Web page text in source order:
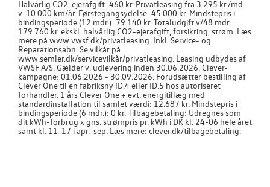
Halvårlig CO2-ejerafgift: 460 kr. Privatleasing fra 3.295 kr./md.
v. 10.000 km/år. Førstegangsydelse: 45.000 kr. Mindstepris i
bindingsperiode (12 mdr.): 79.140 kr. Totaludgift v/48 mdr.:
179.760 kr. ekskl. halvårlig CO2-ejerafgift, forsikring, strøm. Læs
mere på www.vwsf.dk/privatleasing. Inkl. Service- og
Reparationsabn. Se vilkår på
www.semler.dk/servicevilkår/privatleasing. Leasing udbydes af
VWSF A/S. Gælder v. udlevering inden 30.06.2026. Clever-
kampagne: 01.06.2026 - 30.09.2026. Forudsætter bestilling af
Clever One til en fabriksny ID.4 eller ID.5 hos autoriseret
forhandler. 1 års Clever One + evt. energitillæg med
standardinstallation til samlet værdi: 12.687 kr. Mindstepris i
bindingsperiode (6 mdr.): 0 kr. Tilbagebetaling: Udregnes som
dit kWh-forbrug x gns. strømpris pr. kWh i DK kl. 24-06 hele året
samt kl. 11-17 i apr.-sep. Læs mere: clever.dk/tilbagebetaling.